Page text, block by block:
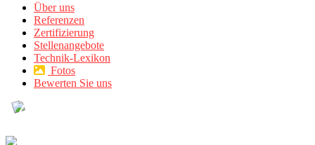
Über uns
Referenzen
Zertifizierung
Stellenangebote
Technik-Lexikon
Fotos
Bewerten Sie uns